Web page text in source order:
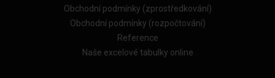
Obchodní podmínky (zprostředkování)
Obchodní podmínky (rozpočtování)
Reference
Naše excelové tabulky online